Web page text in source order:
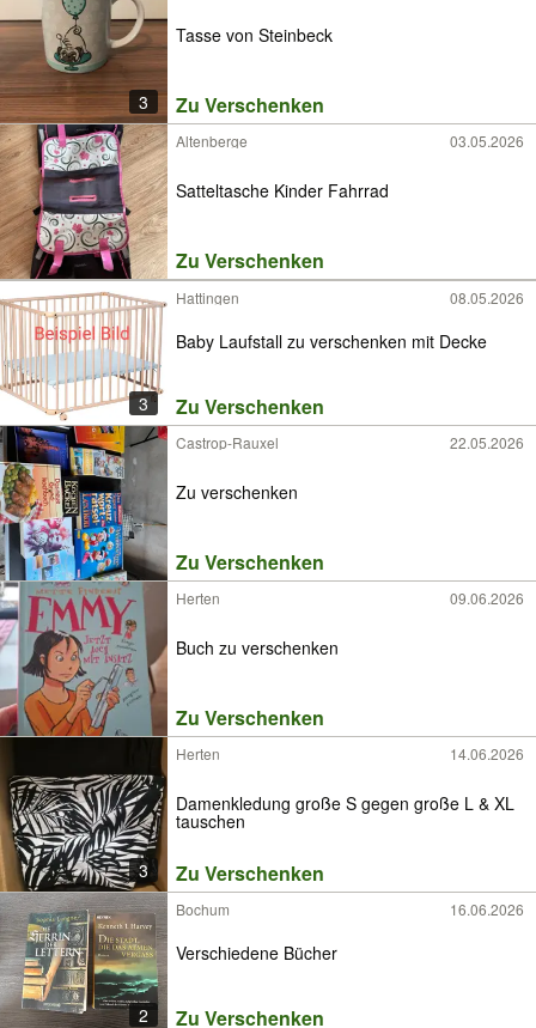
3
Tasse von Steinbeck
Zu Verschenken
Altenberge 03.05.2026
Satteltasche Kinder Fahrrad
Zu Verschenken
3
Hattingen 08.05.2026
Baby Laufstall zu verschenken mit Decke
Zu Verschenken
Castrop-Rauxel 22.05.2026
Zu verschenken
Zu Verschenken
Herten 09.06.2026
Buch zu verschenken
Zu Verschenken
3
Herten 14.06.2026
Damenkledung große S gegen große L & XL
tauschen
Zu Verschenken
2
Bochum 16.06.2026
Verschiedene Bücher
Zu Verschenken